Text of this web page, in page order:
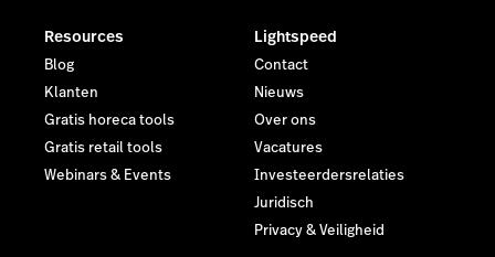
Resources
Blog
Klanten
Gratis horeca tools
Gratis retail tools
Webinars & Events
Lightspeed
Contact
Nieuws
Over ons
Vacatures
Investeerdersrelaties
Juridisch
Privacy & Veiligheid